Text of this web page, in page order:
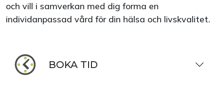
och vill i samverkan med dig forma en
individanpassad vård för din hälsa och livskvalitet.
BOKA TID